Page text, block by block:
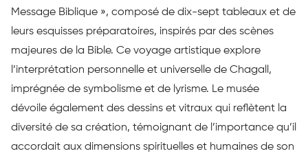
Message Biblique », composé de dix-sept tableaux et de
leurs esquisses préparatoires, inspirés par des scènes
majeures de la Bible. Ce voyage artistique explore
l’interprétation personnelle et universelle de Chagall,
imprégnée de symbolisme et de lyrisme. Le musée
dévoile également des dessins et vitraux qui reflètent la
diversité de sa création, témoignant de l’importance qu’il
accordait aux dimensions spirituelles et humaines de son